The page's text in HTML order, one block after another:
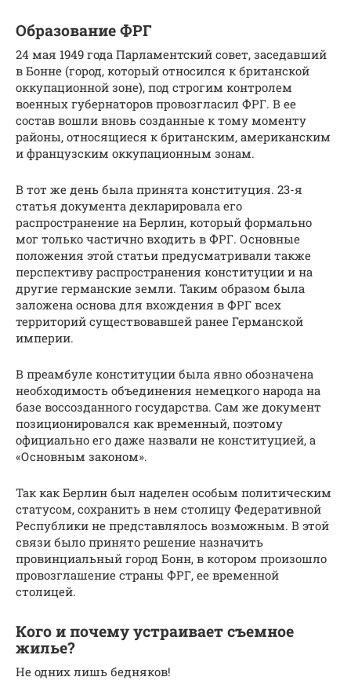
Образование ФРГ
24 мая 1949 года Парламентский совет, заседавший
в Бонне (город, который относился к британской
оккупационной зоне), под строгим контролем
военных губернаторов провозгласил ФРГ. В ее
состав вошли вновь созданные к тому моменту
районы, относящиеся к британским, американским
и французским оккупационным зонам.
В тот же день была принята конституция. 23-я
статья документа декларировала его
распространение на Берлин, который формально
мог только частично входить в ФРГ. Основные
положения этой статьи предусматривали также
перспективу распространения конституции и на
другие германские земли. Таким образом была
заложена основа для вхождения в ФРГ всех
территорий существовавшей ранее Германской
империи.
В преамбуле конституции была явно обозначена
необходимость объединения немецкого народа на
базе воссозданного государства. Сам же документ
позиционировался как временный, поэтому
официально его даже назвали не конституцией, а
«Основным законом».
Так как Берлин был наделен особым политическим
статусом, сохранить в нем столицу Федеративной
Республики не представлялось возможным. В этой
связи было принято решение назначить
провинциальный город Бонн, в котором произошло
провозглашение страны ФРГ, ее временной
столицей.
Кого и почему устраивает съемное
жилье?
Не одних лишь бедняков!